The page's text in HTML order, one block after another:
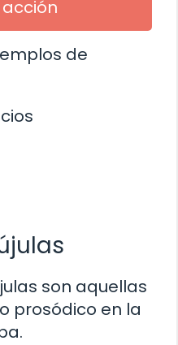
de
son aquellas
prosódico en la